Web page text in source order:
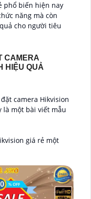
phổ biến hiện nay
năng mà còn
cho người tiêu
CAMERA
HIỆU QUẢ
camera Hikvision
là một bài viết mẫu
giá rẻ một